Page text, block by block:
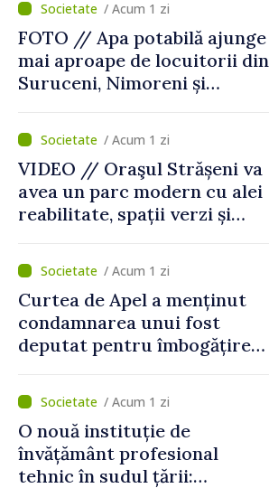
/ Acum 1 zi
FOTO // Apa potabilă ajunge
mai aproape de locuitorii din
Suruceni, Nimoreni și
/ Acum 1 zi
VIDEO // Oraşul Strășeni va
avea un parc modern cu alei
reabilitate, spații verzi și
/ Acum 1 zi
Curtea de Apel a menținut
condamnarea unui fost
deputat pentru îmbogățire
statului peste 2,4 milioane
de lei
/ Acum 1 zi
O nouă instituție de
învățământ profesional
tehnic în sudul țării: